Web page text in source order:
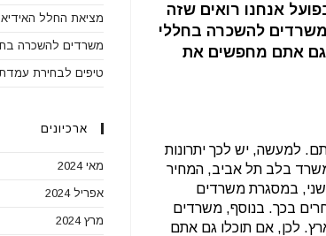
אנחנו רואים שזה
להשכרה בחללי
גם אתם מחפשים את
למעשה, יש לכך יתרונות
משרד בלב תל אביב, המחיר
שני, במסגרת משרדים
בכך. בנוסף, משרדים
לכן, אם תוכלו גם אתם
מציאת החלל
משרדים להשכרה
טיפים לבחירת
ארכיונים
מאי 2024
אפריל 2024
מרץ 2024